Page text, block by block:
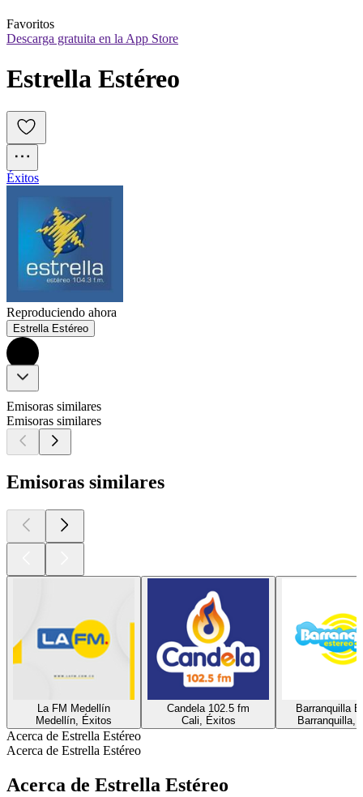
Favoritos
Descarga gratuita en la App Store
Estrella Estéreo
Éxitos
Reproduciendo ahora
Estrella Estéreo
Emisoras similares
Emisoras similares
Emisoras similares
La FM Medellín
Medellín, Éxitos
Candela 102.5 fm
Cali, Éxitos
Barranquilla
Barranquilla,
Acerca de Estrella Estéreo
Acerca de Estrella Estéreo
Acerca de Estrella Estéreo